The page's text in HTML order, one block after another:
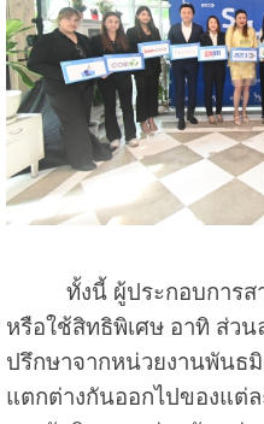
ทั้งนี้ ผู้ประกอบการสาม
หรือใช้สิทธิพิเศษ อาทิ ส่ว
ปรึกษาจากหน่วยงานพันธ
แตกต่างกันออกไปของแต่